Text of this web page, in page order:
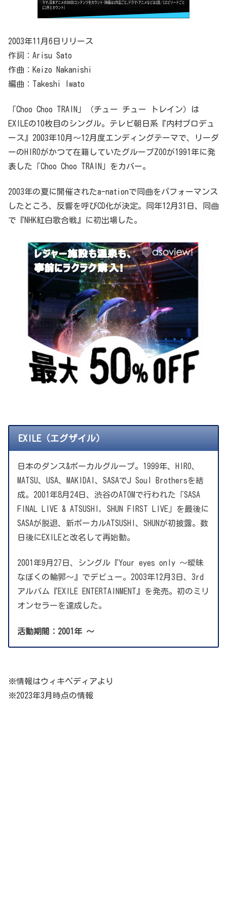
2003年11月6日リリース
作詞：Arisu Sato
作曲：Keizo Nakanishi
編曲：Takeshi Iwato
「Choo Choo TRAIN」（チュー チュー トレイン）は
EXILEの10枚目のシングル。テレビ朝日系『内村プロデュ
ース』2003年10月～12月度エンディングテーマで、リーダ
ーのHIROがかつて在籍していたグループZOOが1991年に発
表した「Choo Choo TRAIN」をカバー。
2003年の夏に開催されたa-nationで同曲をパフォーマンス
したところ、反響を呼びCD化が決定。同年12月31日、同曲
で『NHK紅白歌合戦』に初出場した。
EXILE（エグザイル）
日本のダンス&ボーカルグループ。1999年、HIRO、
MATSU、USA、MAKIDAI、SASAでJ Soul Brothersを結
成。2001年8月24日、渋谷のATOMで行われた「SASA
FINAL LIVE & ATSUSHI, SHUN FIRST LIVE」を最後に
SASAが脱退、新ボーカルATSUSHI、SHUNが初披露。数
日後にEXILEと改名して再始動。
2001年9月27日、シングル『Your eyes only 〜曖昧
なぼくの輪郭〜』でデビュー。2003年12月3日、3rd
アルバム『EXILE ENTERTAINMENT』を発売。初のミリ
オンセラーを達成した。
活動期間：2001年 ～
※情報はウィキペディアより
※2023年3月時点の情報